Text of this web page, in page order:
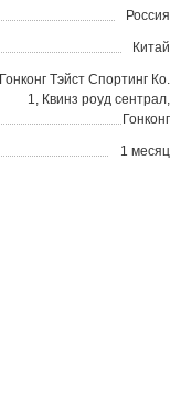
Россия
Китай
Гонконг Тэйст Спортинг Ко.
1, Квинз роуд сентрал,
Гонконг
1 месяц